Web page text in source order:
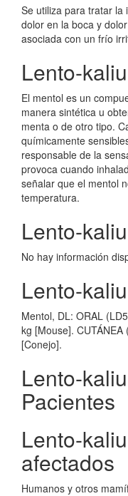
Se utiliza para tratar la
dolor en la boca y
asociada con un frío
Lento-
El mentol es un
manera sintética u
menta o de otro tipo.
químicamente
responsable de la
provoca cuando
señalar que el mentol
temperatura.
Lento-
No hay información
Lento-
Mentol, DL: ORAL
kg [Mouse].
[Conejo].
Lento-
Pacientes
Lento-
afectados
Humanos y otros